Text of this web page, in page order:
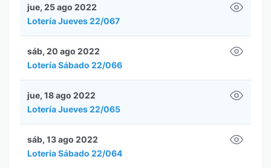
Lotería Jueves 22/067
jue, 25 ago 2022
Lotería Sábado 22/066
sáb, 20 ago 2022
Lotería Jueves 22/065
jue, 18 ago 2022
Lotería Sábado 22/064
sáb, 13 ago 2022